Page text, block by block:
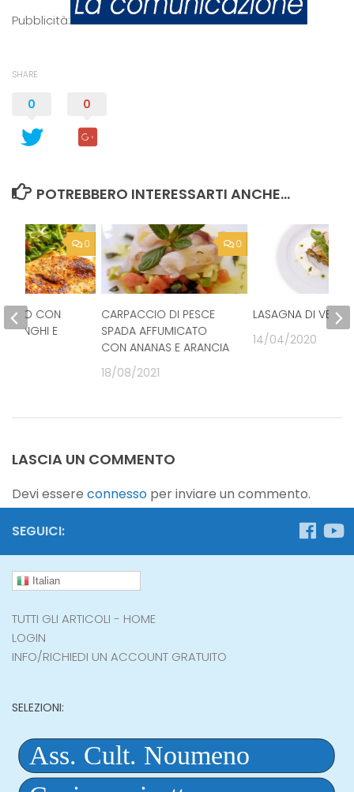
Pubblicità:
SHARE
0 0
POTREBBERO INTERESSARTI ANCHE...
0
CARPACCIO DI PESCE
SPADA AFFUMICATO
CON ANANAS E ARANCIA
18/08/2021
LASAGNA DI
14/04/2020
0
CON
FUNGHI E
LASCIA UN COMMENTO
Devi essere connesso per inviare un commento.
SEGUICI:
Italian
TUTTI GLI ARTICOLI - HOME
LOGIN
INFO/RICHIEDI UN ACCOUNT GRATUITO
SELEZIONI: